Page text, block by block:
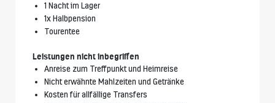
1 Nacht im Lager
1x Halbpension
Tourentee
Leistungen nicht inbegriffen
Anreise zum Treffpunkt und Heimreise
Nicht erwähnte Mahlzeiten und Getränke
Kosten für allfällige Transfers